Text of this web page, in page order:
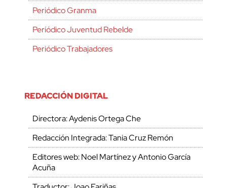
Periódico Granma
Periódico Juventud Rebelde
Periódico Trabajadores
REDACCIÓN DIGITAL
Directora: Aydenis Ortega Che
Redacción Integrada: Tania Cruz Remón
Editores web: Noel Martínez y Antonio García
Acuña